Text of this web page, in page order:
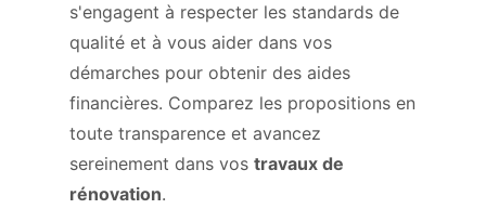
s'engagent à respecter les standards de
qualité et à vous aider dans vos
démarches pour obtenir des aides
financières. Comparez les propositions en
toute transparence et avancez
sereinement dans vos travaux de
rénovation.